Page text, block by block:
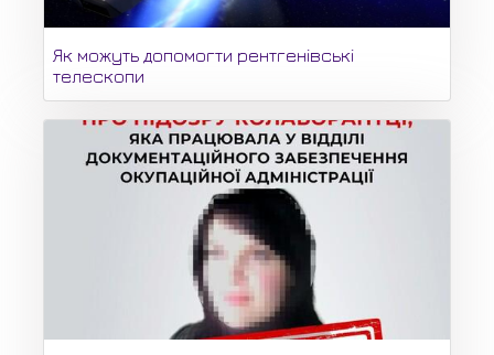
Як можуть допомогти рентгенівські
телескопи